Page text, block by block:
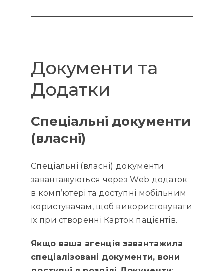
Документи та
Додатки
Спеціальні документи
(власні)
Спеціальні (власні) документи
завантажуються через Web додаток
в комп’ютері та доступні мобільним
користувачам, щоб використовувати
їх при створенні Карток пацієнтів.
Якщо ваша агенція завантажила
спеціалізовані документи, вони